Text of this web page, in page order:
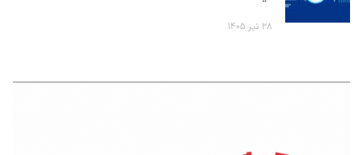
۲۸ تیر ۱۴۰۵